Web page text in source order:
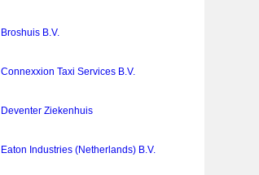
Broshuis B.V.
Connexxion Taxi Services B.V.
Deventer Ziekenhuis
Eaton Industries (Netherlands) B.V.